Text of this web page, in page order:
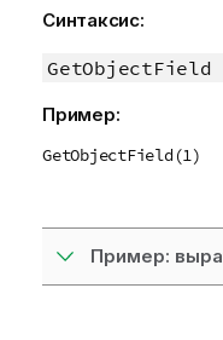
а
и
к
о
р
м
Синтаксис:
Пример:
GetObjectField(1)
Пример: